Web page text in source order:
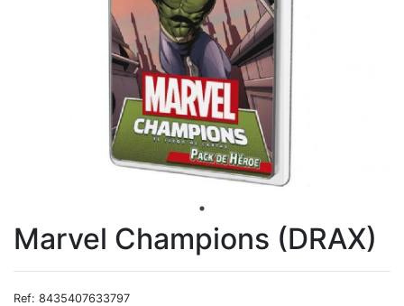
Marvel Champions (DRAX)
Ref: 8435407633797